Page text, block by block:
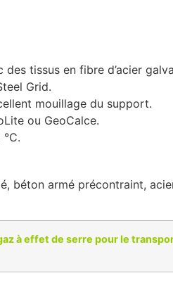
tissus en fibre d’acier
Grid.
mouillage du support.
ou GeoCalce.
béton armé précontraint,
à effet de serre pour le